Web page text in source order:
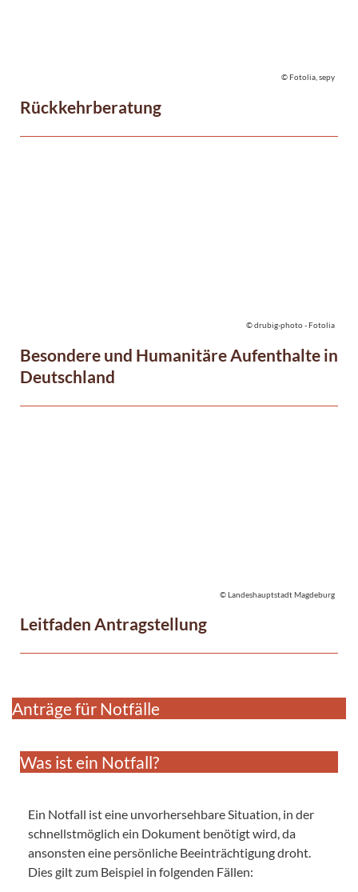
Rückkehrberatung
© Fotolia, sepy
Besondere und Humanitäre Aufenthalte in
Deutschland
© drubig-photo - Fotolia
Leitfaden Antragstellung
© Landeshauptstadt Magdeburg
Anträge für Notfälle
Was ist ein Notfall?
Ein Notfall ist eine unvorhersehbare Situation, in der
schnellstmöglich ein Dokument benötigt wird, da
ansonsten eine persönliche Beeinträchtigung droht.
Dies gilt zum Beispiel in folgenden Fällen: